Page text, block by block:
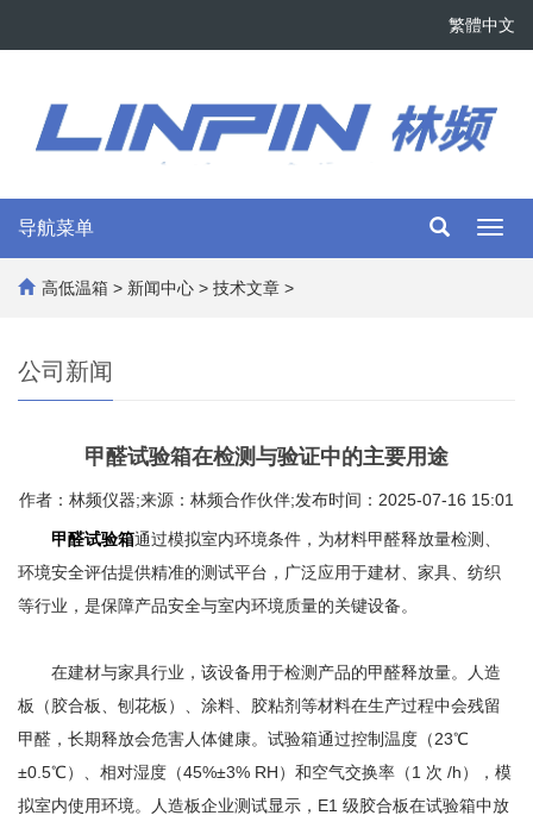
繁體中文
导航菜单
高低温箱 > 新闻中心 > 技术文章 >
公司新闻
甲醛试验箱在检测与验证中的主要用途
作者：林频仪器;来源：林频合作伙伴;发布时间：2025-07-16 15:01
甲醛试验箱通过模拟室内环境条件，为材料甲醛释放量检测、
环境安全评估提供精准的测试平台，广泛应用于建材、家具、纺织
等行业，是保障产品安全与室内环境质量的关键设备。
在建材与家具行业，该设备用于检测产品的甲醛释放量。人造
板（胶合板、刨花板）、涂料、胶粘剂等材料在生产过程中会残留
甲醛，长期释放会危害人体健康。试验箱通过控制温度（23℃
±0.5℃）、相对湿度（45%±3% RH）和空气交换率（1 次 /h），模
拟室内使用环境。人造板企业测试显示，E1 级胶合板在试验箱中放